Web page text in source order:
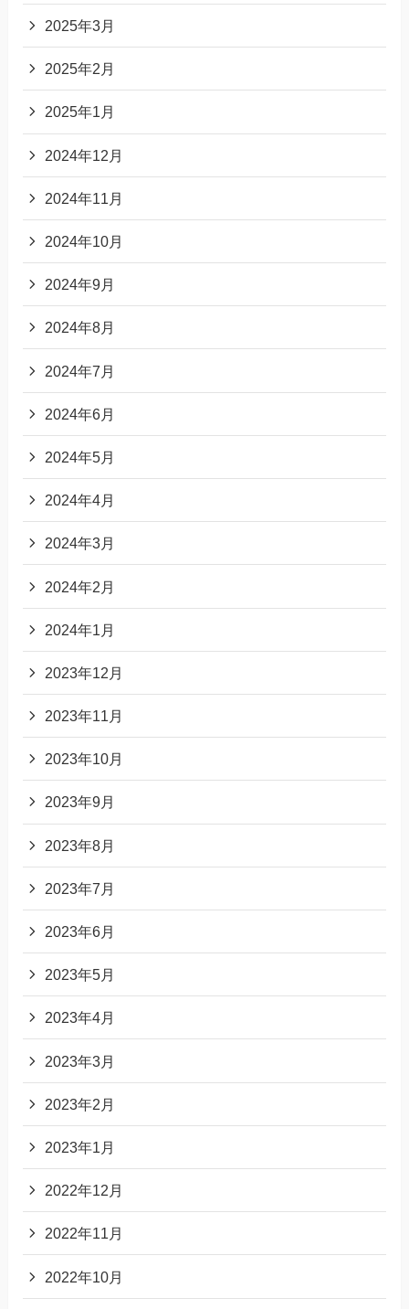
2025年3月
2025年2月
2025年1月
2024年12月
2024年11月
2024年10月
2024年9月
2024年8月
2024年7月
2024年6月
2024年5月
2024年4月
2024年3月
2024年2月
2024年1月
2023年12月
2023年11月
2023年10月
2023年9月
2023年8月
2023年7月
2023年6月
2023年5月
2023年4月
2023年3月
2023年2月
2023年1月
2022年12月
2022年11月
2022年10月